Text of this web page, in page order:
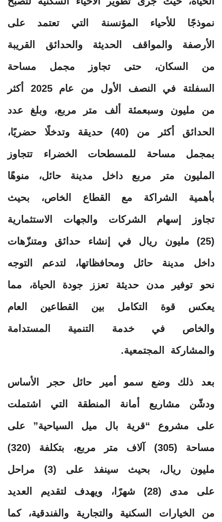
نموذجًا للأحياء المؤنسنة التي تعتمد على
الأرصفة والمواقف الحديثة والحدائق القريبة
من السكان، حتى تجاوز مجمل مساحة
السفلتة في النصف الأول من عام 2025 أكثر
من مليون وسبعمئة ألف متر مربع، وبلغ عدد
الحدائق أكثر من (40) حديقة وتدخلًا حضريًا،
بمجمل مساحة للمسطحات الخضراء تتجاوز
المليون متر مربع داخل مدينة حائل، منوهًا
بأهمية الشراكة مع القطاع الخاص، بحيث
تجاوز إسهام الشركات والجهات الاستثمارية
(25) مليون ريال في إنشاء حدائق ومتنزّهات
داخل مدينة حائل ومحافظاتها، لتدعم التوجه
نحو توفير مدن حديثة تعزز جودة الحياة، مما
يعكس قوة التكامل بين القطاعين العام
والخاص في خدمة التنمية المستدامة
والمشاركة المجتمعية.
بعد ذلك وضع سمو أمير حائل حجر الأساس
ودشّن مشاريع أمانة المنطقة التي اشتملت
على مشروع “قرية بال ميل السياحية” على
مساحة (305) آلاف متر مربع، بتكلفة (320)
مليون ريال، بحيث سينفذ على (3) مراحل
على مدى (28) شهرًا، ويهدف لتقديم العديد
من الخيارات السكنية والتجارية والفندقية، كما